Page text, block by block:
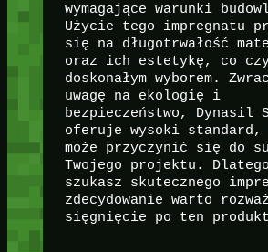
wymagające warunki
Użycie tego impregnatu
się na długotrwałość
oraz ich estetykę, co
doskonałym wyborem.
uwagę na ekologię i
bezpieczeństwo, Dynasil
oferuje wysoki
może przyczynić się do
Twojego projektu.
szukasz skutecznego
zdecydowanie warto
sięgnięcie po ten